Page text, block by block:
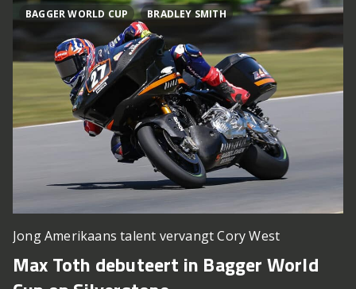
BAGGER WORLD CUP BRADLEY SMITH
Jong Amerikaans talent vervangt Cory West
Max Toth debuteert in Bagger World